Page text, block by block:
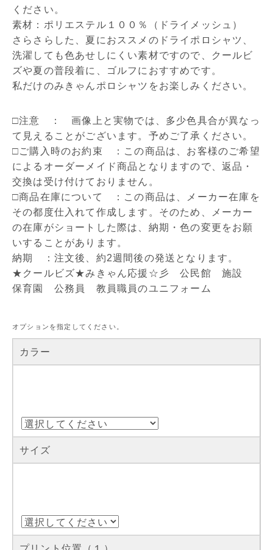
ください。
素材：ポリエステル１００％（ドライメッシュ）
さらさらした、夏におススメのドライポロシャツ、
洗濯しても色あせしにくい素材ですので、クールビ
ズや夏の普段着に、ゴルフにおすすめです。
私だけのみきゃんポロシャツをお楽しみください。
□注意 ： 画像上と実物では、多少色具合が異なっ
て見えることがございます。予めご了承ください。
□ご購入時のお約束 ：この商品は、お客様のご希望
によるオーダーメイド商品となりますので、返品・
交換は受け付けておりません。
□商品在庫について ：この商品は、メーカー在庫を
その都度仕入れて作成します。そのため、メーカー
の在庫がショートした際は、納期・色の変更をお願
いすることがあります。
納期 ：注文後、約2週間後の発送となります。
★クールビズ★みきゃん応援☆彡 公民館 施設
保育園 公務員 教員職員のユニフォーム
オプションを指定してください。
カラー
サイズ